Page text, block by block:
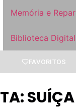
Memória e
Biblioteca Digital
FAVORITOS
SUÍÇA